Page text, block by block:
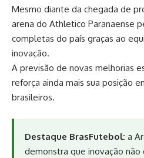
Mesmo diante da chegada de
arena do Athletico Paranaense
completas do país graças ao
inovação.
A previsão de novas melhorias
reforça ainda mais sua posição
brasileiros.
Destaque BrasFutebol: a
demonstra que inovação